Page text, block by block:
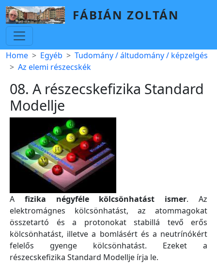
Skip to main content
FÁBIÁN ZOLTÁN
Breadcrumb
Home Egyéb
Tudomány / áltudomány / képzelgés
Az elemi részecskék
08. A részecskefizika Standard
Modellje
A fizika négyféle kölcsönhatást ismer. Az
elektromágnes kölcsönhatást, az atommagokat
összetartó és a protonokat stabillá tevő erős
kölcsönhatást, illetve a bomlásért és a neutrínókért
felelős gyenge kölcsönhatást. Ezeket a
részecskefizika Standard Modellje írja le.